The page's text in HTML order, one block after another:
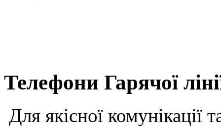
Телефони Гарячої
Для якісної комунікації